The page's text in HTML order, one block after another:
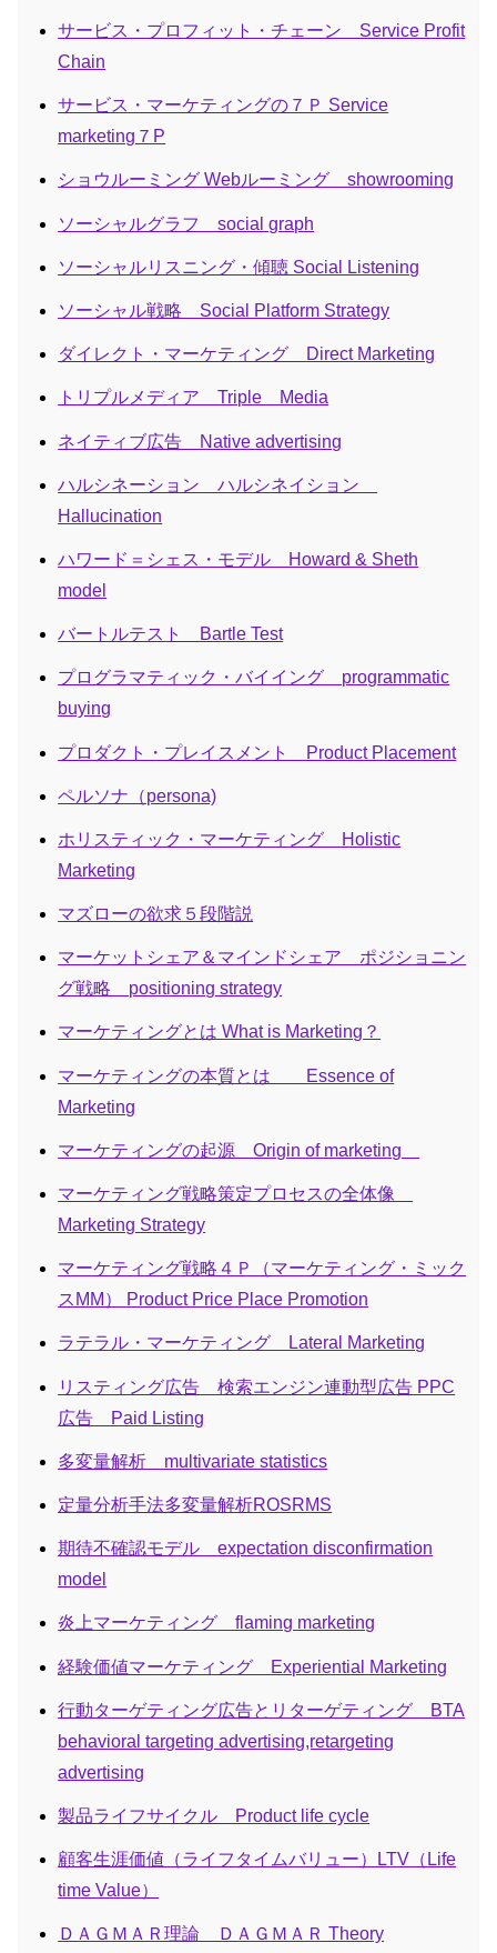
サービス・プロフィット・チェーン Service Profit
Chain
サービス・マーケティングの７Ｐ Service
marketing７P
ショウルーミング Webルーミング showrooming
ソーシャルグラフ social graph
ソーシャルリスニング・傾聴 Social Listening
ソーシャル戦略 Social Platform Strategy
ダイレクト・マーケティング Direct Marketing
トリプルメディア Triple Media
ネイティブ広告 Native advertising
ハルシネーション ハルシネイション
Hallucination
ハワード＝シェス・モデル Howard & Sheth
model
バートルテスト Bartle Test
プログラマティック・バイイング programmatic
buying
プロダクト・プレイスメント Product Placement
ペルソナ（persona)
ホリスティック・マーケティング Holistic
Marketing
マズローの欲求５段階説
マーケットシェア＆マインドシェア ポジショニン
グ戦略 positioning strategy
マーケティングとは What is Marketing？
マーケティングの本質とは Essence of
Marketing
マーケティングの起源 Origin of marketing
マーケティング戦略策定プロセスの全体像
Marketing Strategy
マーケティング戦略４Ｐ（マーケティング・ミック
スMM） Product Price Place Promotion
ラテラル・マーケティング Lateral Marketing
リスティング広告 検索エンジン連動型広告 PPC
広告 Paid Listing
多変量解析 multivariate statistics
定量分析手法多変量解析ROSRMS
期待不確認モデル expectation disconfirmation
model
炎上マーケティング flaming marketing
経験価値マーケティング Experiential Marketing
行動ターゲティング広告とリターゲティング BTA
behavioral targeting advertising,retargeting
advertising
製品ライフサイクル Product life cycle
顧客生涯価値（ライフタイムバリュー）LTV（Life
time Value）
ＤＡＧＭＡＲ理論 ＤＡＧＭＡＲ Theory